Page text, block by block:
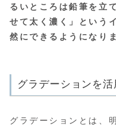
るいところは鉛筆を立
せて太く濃く」という
然にできるようになり
グラデーションを
グラデーションとは、